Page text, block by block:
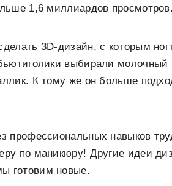
1,6 миллиардов просмотров.
3D-дизайн, с которым
выбирали молочный
К тому же он больше
профессиональных навыков
по маникюру! Другие идеи
готовим новые.